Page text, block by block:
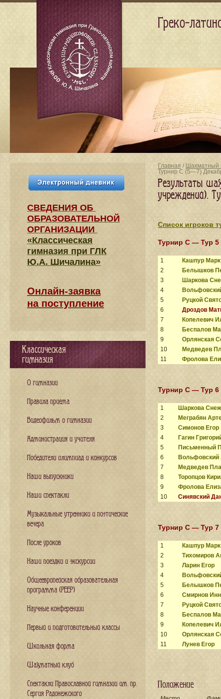
Главная / Шахматный
Турнир C (5—7)
Результаты
учреждений).
Список игроков
Турнир C — Тур 5
1
Кашпур Марк
2
Белышков
3
Шаркова
4
5
Руцкой
6
Дроздов
7
Копелевич
8
Беспалов
9
Орлянская
10
Медведев
11
Фролова
Турнир C — Тур 6
1
Шаркова
2
Меграбян
3
Симонов Егор
4
Гагин
5
Письменный
6
Вольфовский
7
Медведев
8
Торопцов
9
Фролова
10
Синявский
Турнир C — Тур 7
1
Кашпур Марк
2
Тихомиров
3
Ларин Егор
4
5
Белышков
6
Смирнов
7
Руцкой
8
Беспалов
9
Копелевич
10
Орлянская
11
Лунев Егор
Положение
СВЕДЕНИЯ​ ОБ
ОБРАЗОВАТЕЛЬНОЙ
ОРГАНИЗАЦИИ
«Классическая
гимназия при ГЛК
Ю.А. Шичалина»
Онлайн-заявка
на поступление
Классическая
гимназия
О гимназии
Правила приема
Видеофильм о гимназии
Администрация и учителя
Победители олимпиад и конкурсов
Наши выпускники
Наши спектакли
Музыкальные утренники и поэтические
вечера
После уроков
Наши поездки и экскурсии
Общеевропейская образовательная
программа (PEEP)
Научные конференции
Первый и подготовительный классы
Школьная форма
Шахматный клуб
Спектакли Православной гимназии им. пр.
Сергия Радонежского
Греко-